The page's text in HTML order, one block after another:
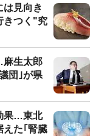
は見向き
きつく"究
麻生太郎
団｣が県
果…東北
えた｢腎臓